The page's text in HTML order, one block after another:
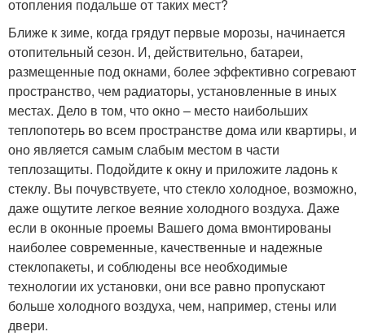
отопления подальше от таких мест?
Ближе к зиме, когда грядут первые морозы, начинается
отопительный сезон. И, действительно, батареи,
размещенные под окнами, более эффективно согревают
пространство, чем радиаторы, установленные в иных
местах. Дело в том, что окно – место наибольших
теплопотерь во всем пространстве дома или квартиры, и
оно является самым слабым местом в части
теплозащиты. Подойдите к окну и приложите ладонь к
стеклу. Вы почувствуете, что стекло холодное, возможно,
даже ощутите легкое веяние холодного воздуха. Даже
если в оконные проемы Вашего дома вмонтированы
наиболее современные, качественные и надежные
стеклопакеты, и соблюдены все необходимые
технологии их установки, они все равно пропускают
больше холодного воздуха, чем, например, стены или
двери.